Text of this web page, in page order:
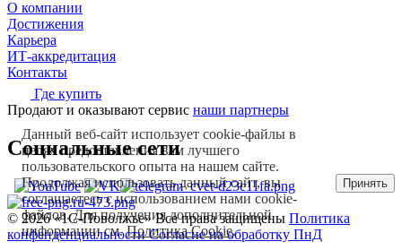
О компании
Достижения
Карьера
ИТ-аккредитация
Контакты
Где купить
Продают и оказывают сервис наши партнеры
Социальные сети
© 2026 «1С‑Поволжье» Все права защищены Политика
конфенденциальностиСогласие на обработку ПнД
Данный веб-сайт использует cookie-файлы в
целях предоставления вам лучшего
пользовательского опыта на нашем сайте.
Продолжая использовать данный сайт, вы
соглашаетесь с использованием нами cookie-
файлов. Для получения дополнительной
информации см.Политика Cookie.
Принять